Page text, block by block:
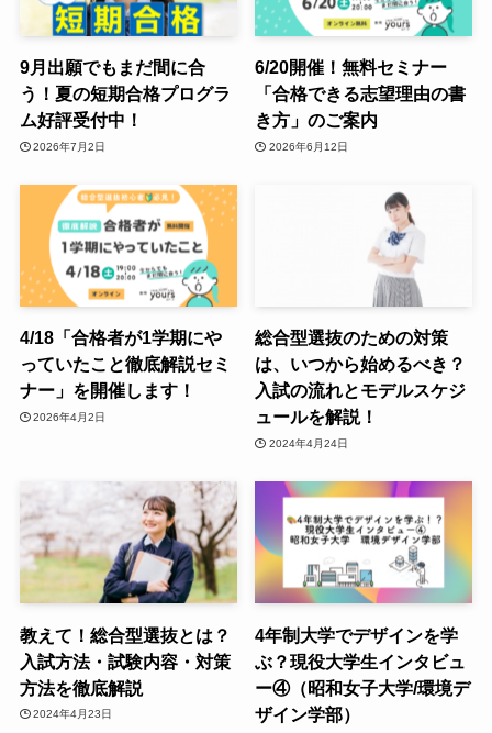
9月出願でもまだ間に合
う！夏の短期合格プログラ
ム好評受付中！
2026年7月2日
6/20開催！無料セミナー
「合格できる志望理由の書
き方」のご案内
2026年6月12日
4/18「合格者が1学期にや
っていたこと徹底解説セミ
ナー」を開催します！
2026年4月2日
総合型選抜のための対策
は、いつから始めるべき？
入試の流れとモデルスケジ
ュールを解説！
2024年4月24日
教えて！総合型選抜とは？
入試方法・試験内容・対策
方法を徹底解説
2024年4月23日
4年制大学でデザインを学
ぶ？現役大学生インタビュ
ー④（昭和女子大学/環境デ
ザイン学部）